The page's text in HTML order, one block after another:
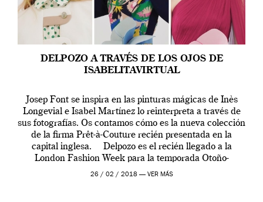
DELPOZO A TRAVÉS DE LOS OJOS DE
ISABELITAVIRTUAL
Josep Font se inspira en las pinturas mágicas de Inès
Longevial e Isabel Martínez lo reinterpreta a través de
sus fotografías. Os contamos cómo es la nueva colección
de la firma Prêt-à-Couture recién presentada en la
capital inglesa. Delpozo es el recién llegado a la
London Fashion Week para la temporada Otoño-
Invierno 2018/2019. […]
26 / 02 / 2018 — VER MÁS